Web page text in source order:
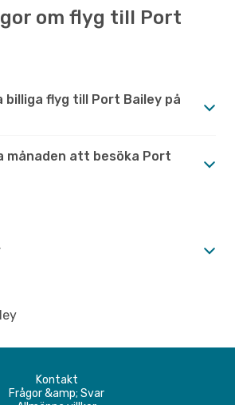
om flyg till Port
billiga flyg till Port Bailey på
månaden att besöka Port
Kontakt
Frågor &amp; Svar